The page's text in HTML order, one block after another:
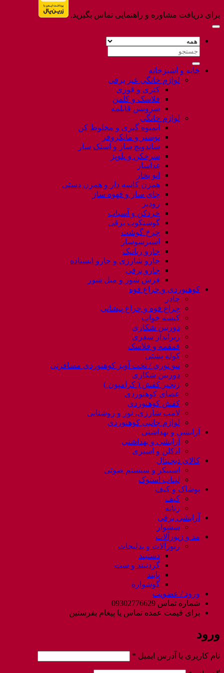
برای دریافت مشاوره و راهنمایی تماس بگیرید.
جستجو
خانه و آشپزخانه
لوازم خانگی غیر برقی
کتری و قوری
فلاسک و کلمن
سرویس قابلمه
لوازم خانگی
آبمیوه گیری و مخلوط کن
توستر و مایکروفر
ساندویچ ساز و اسنک ساز
سرخکن و پلوپز
غذاساز
اتو بخار
همزن کاسه دار و همزن دستی
چای ساز و قهوه ساز
زودپز
خردکن و آسیاب
گوشتکوب برقی
چرخ گوشت
اسپرسوساز
جارو رباتیک
جارو شارژی و جارو ایستاده
جارو برقی
فرش شور و مبل شور
کوهنوردی و چراغ قوه
چادر
چراغ قوه و چراغ پیشانی
کیسه خواب
دوربین شکاری
زیرانداز سفری
قمقمه و فلاسک
کوله پشتی
ننو توری / تخت آویز کوهنوردی مسافرتی
دوربین شکاری
زنجیر کفش ( کرامپون )
عصای کوهنوردی
کفش کوهنوردی
لامپ شارژی، نور و روشنایی
لوازم جانبی کوهنوردی
آرایشی و بهداشتی
آرایشی و بهداشتی
ادکلن و اسپری
کالای دیجیتال
اسپیکر و سیستم صوتی
لپتاب استوک
پوشاک و کیف
کیف
زنانه
آرایشی برقی
سشوار
مد و زیورآلات
زیورآلات و بدلیجات
دستبند
گردنبند و ست
پابند
گوشواره
ورود / عضویت
شماره تماس 09302776629
برای قیمت عمده تماس یا پیغام بفرستین
ورود
نام کاربری یا آدرس ایمیل *